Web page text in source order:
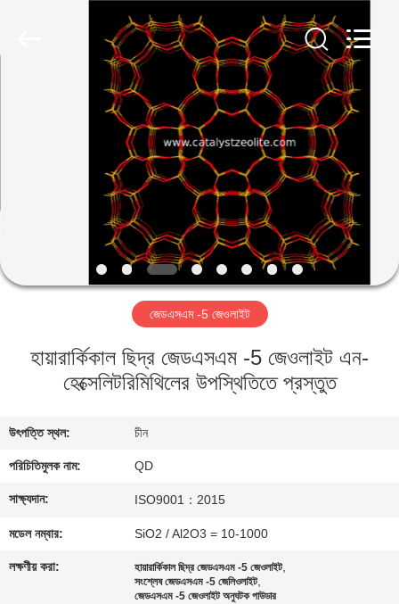
আমাদের
কারখানা
যোগাযোগ
করুন
খবর
জেডএসএম -5 জেওলাইট
হায়ারার্কিকাল ছিদ্র জেডএসএম -5 জেওলাইট এন-
হেক্সেলিটরিমিথিলের উপস্থিতিতে প্রস্তুত
উৎপত্তি স্থল: চীন
পরিচিতিমুলক নাম: QD
সাক্ষ্যদান: ISO9001：2015
মডেল নম্বার: SiO2 / Al2O3 = 10-1000
লক্ষণীয় করা: হায়ারার্কিকাল ছিদ্র জেডএসএম -5 জেওলাইট,
সংশ্লেষ জেডএসএম -5 জেলিওলাইট,
জেডএসএম -5 জেওলাইট অনুঘটক পাউডার